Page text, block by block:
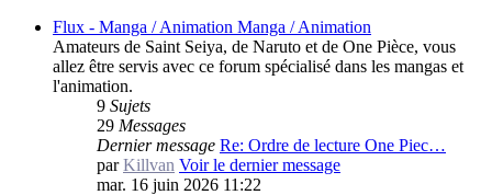
Flux - Manga / Animation Manga / Animation
Amateurs de Saint Seiya, de Naruto et de One Pièce, vous
allez être servis avec ce forum spécialisé dans les mangas et
l'animation.
9 Sujets
29 Messages
Dernier message Re: Ordre de lecture One Piec…
parKillvan Voir le dernier message
mar. 16 juin 2026 11:22